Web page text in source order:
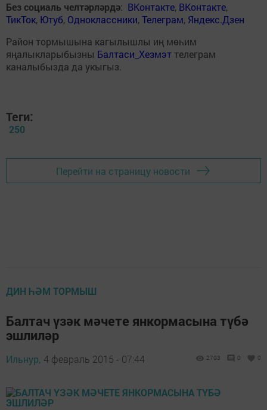
Без социаль челтәрләрдә: ВКонтакте, ВКонтакте,
ТикТок, Ютуб, Одноклассники,Телеграм, Яндекс.Дзен
Район тормышына кагылышлы иң мөһим
яңалыкларыбызны Балтаси_Хезмэт телеграм
каналыбызда да укыгыз.
Теги:
250
Перейти на страницу новости
ДИН ҺӘМ ТОРМЫШ
Балтач үзәк мәчете янкормасына түбә
эшлиләр
Ильнур, 4 февраль 2015 - 07:44 2703 0 0